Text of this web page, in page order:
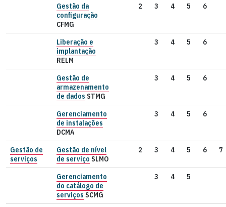
Gestão da
configuração
CFMG
2 3 4 5 6
Liberação e
implantação
RELM
3 4 5 6
Gestão de
armazenamento
de dados STMG
3 4 5 6
Gerenciamento
de instalações
DCMA
3 4 5 6
Gestão de
serviços
Gestão de nível
de serviço SLMO
2 3 4 5 6 7
Gerenciamento
do catálogo de
serviços SCMG
3 4 5